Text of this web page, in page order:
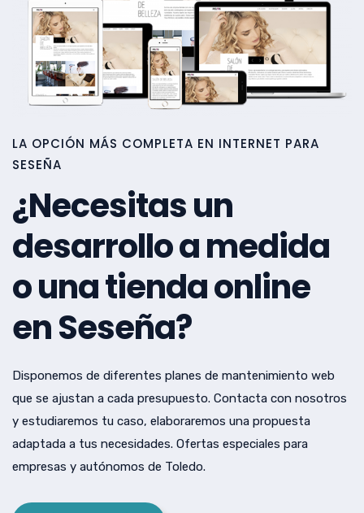
LA OPCIÓN MÁS COMPLETA EN INTERNET PARA
SESEÑA
¿Necesitas un
desarrollo a medida
o una tienda online
en Seseña?
Disponemos de diferentes planes de mantenimiento web
que se ajustan a cada presupuesto. Contacta con nosotros
y estudiaremos tu caso, elaboraremos una propuesta
adaptada a tus necesidades. Ofertas especiales para
empresas y autónomos de Toledo.